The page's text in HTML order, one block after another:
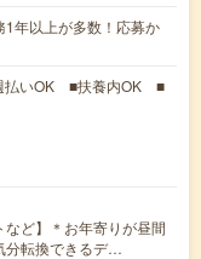
1年以上が多数！応募か
払いOK ■扶養内OK ■
など】＊お年寄りが昼間
分転換できるデ…